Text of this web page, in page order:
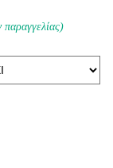
παραγγελίας)